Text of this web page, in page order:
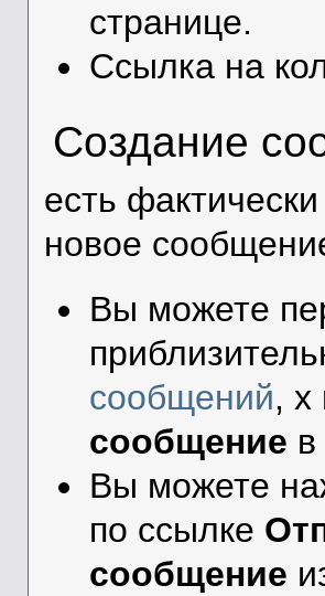
странице.
Ссылка на
Создание
есть
новое
Вы можете
сообщений, x
сообщение
Вы можете
по ссылке
сообщение